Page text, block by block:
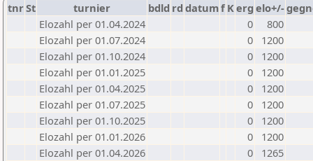
tnrSt turnier bdld rd datumf Kerg elo+/-
Elozahl per 01.04.2024
0
800
Elozahl per 01.07.2024
0
1200
Elozahl per 01.10.2024
0
1200
Elozahl per 01.01.2025
0
1200
Elozahl per 01.04.2025
0
1200
Elozahl per 01.07.2025
0
1200
Elozahl per 01.10.2025
0
1200
Elozahl per 01.01.2026
0
1200
Elozahl per 01.04.2026
0
1265